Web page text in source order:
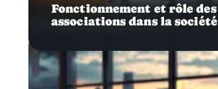
Fonctionnement et rôle des
associations dans la société